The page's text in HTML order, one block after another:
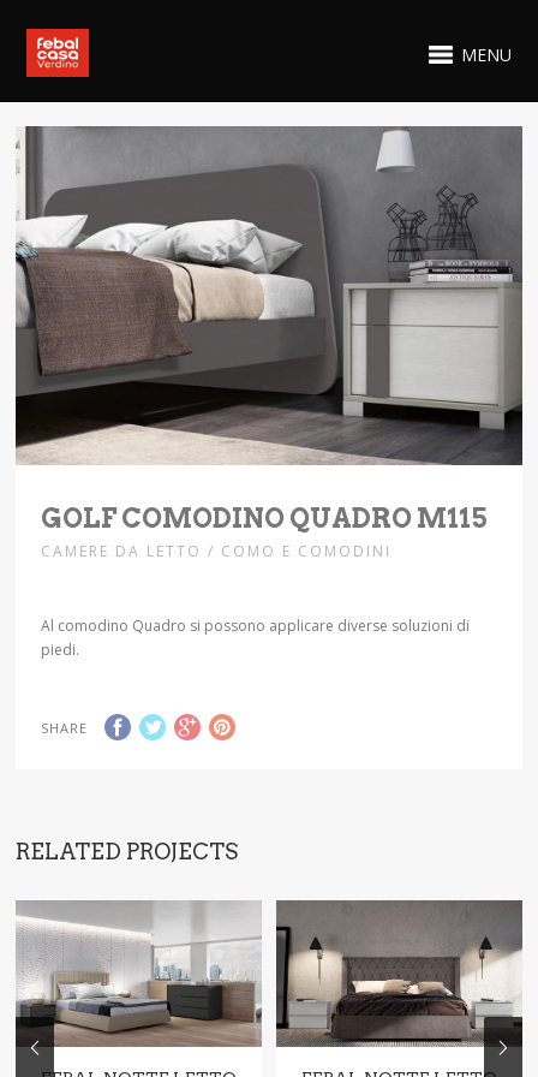
MENU
GOLF COMODINO QUADRO M115
CAMERE DA LETTO / COMO E COMODINI
Al comodino Quadro si possono applicare diverse soluzioni di
piedi.
SHARE
RELATED PROJECTS